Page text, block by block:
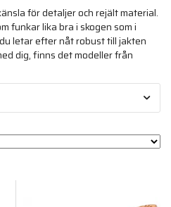
för detaljer och rejält material.
funkar lika bra i skogen som i
letar efter nåt robust till jakten
dig, finns det modeller från